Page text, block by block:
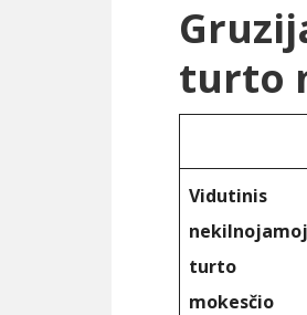
turto
Vidutinis
turto
mokesčio